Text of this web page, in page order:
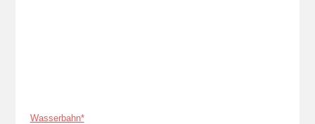
Wasserbahn*